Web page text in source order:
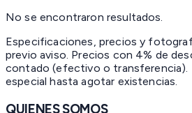
No se encontraron resultados.
Especificaciones, precios y
previo aviso. Precios con 4% de
contado (efectivo o transferencia).
especial hasta agotar existencias.
QUIENES SOMOS